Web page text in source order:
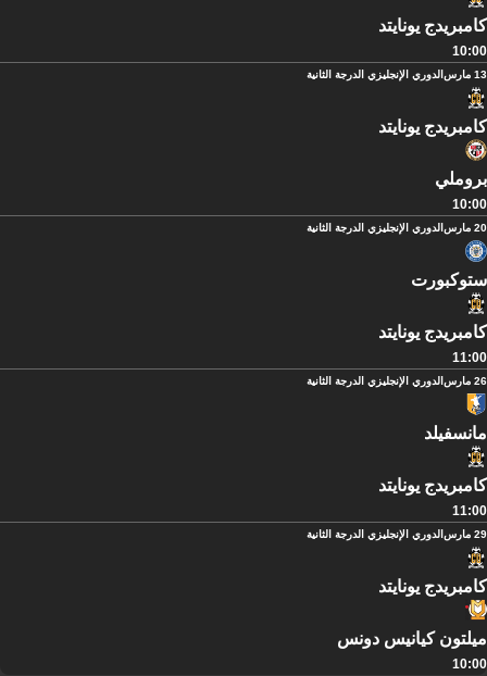
كامبريدج يونايتد
10:00
13 مارس الدوري الإنجليزي الدرجة الثانية
كامبريدج يونايتد
بروملي
10:00
20 مارس الدوري الإنجليزي الدرجة الثانية
ستوكبورت
كامبريدج يونايتد
11:00
26 مارس الدوري الإنجليزي الدرجة الثانية
مانسفيلد
كامبريدج يونايتد
11:00
29 مارس الدوري الإنجليزي الدرجة الثانية
كامبريدج يونايتد
ميلتون كيانيس دونس
10:00